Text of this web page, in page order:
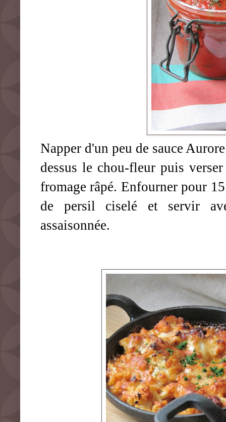
Napper d'un peu de sauce
dessus le chou-fleur puis
fromage râpé. Enfourner pour
de persil ciselé et servir
assaisonnée.